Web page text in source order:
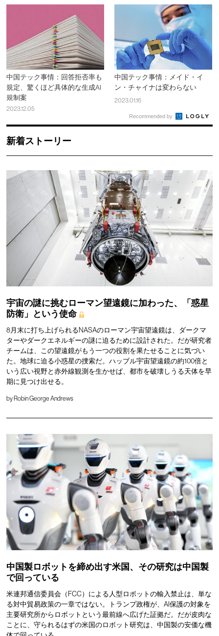
中国テック事情：回答拒否率も
規定、驚くほど具体的な生成AI
規制案
2023.12.05
中国テック事情：メイド・イ
ン・チャイナは変わらない
2023.01.16
Recommended by
新着ストーリー
宇宙の謎に挑むローマン望遠鏡に加わった、「惑星
防衛」という使命
8月末に打ち上げられるNASAのローマン宇宙望遠鏡は、ダークマ
ターやダークエネルギーの謎に迫るために設計された。だが研究者
チームは、この望遠鏡がもう一つの役割を果たせることに気づい
た。地球に迫る小惑星の捜索だ。ハッブル宇宙望遠鏡の約100倍と
いう広い視野と赤外線観測を生かせば、都市を破壊しうる天体を早
期に見つけ出せる。
by Robin George Andrews
中国製ロボットを締め出す米国、その研究は中国製
で回っている
米連邦通信委員会（FCC）による人型ロボットの輸入禁止は、単な
る対中貿易政策の一章ではない。トランプ政権が、AI保護の対象を
主要研究所からロボットという最前線へ広げた証拠だ。だが皮肉な
ことに、守られるはずの米国のロボット研究は、中国製の安価な機